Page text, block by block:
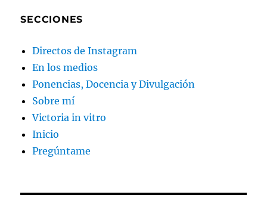
SECCIONES
Directos de Instagram
En los medios
Ponencias, Docencia y Divulgación
Sobre mí
Victoria in vitro
Inicio
Pregúntame